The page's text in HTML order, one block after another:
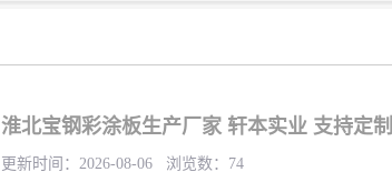
淮北宝钢彩涂板生产厂家 轩本实业 支持定制
更新时间：2026-08-06 浏览数：74